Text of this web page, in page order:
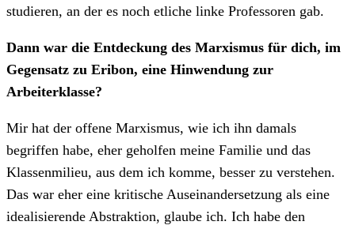
studieren, an der es noch etliche linke Professoren gab.
Dann war die Entdeckung des Marxismus für dich, im
Gegensatz zu Eribon, eine Hinwendung zur
Arbeiterklasse?
Mir hat der offene Marxismus, wie ich ihn damals
begriffen habe, eher geholfen meine Familie und das
Klassenmilieu, aus dem ich komme, besser zu verstehen.
Das war eher eine kritische Auseinandersetzung als eine
idealisierende Abstraktion, glaube ich. Ich habe den